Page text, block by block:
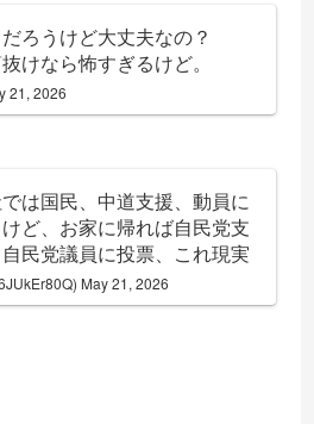
ろうけど大丈夫なの？
けなら怖すぎるけど。
21, 2026
は国民、中道支援、動員に
ど、お家に帰れば自民党支
民党議員に投票、これ現実
May 21, 2026